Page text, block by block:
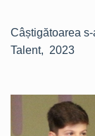
Câștigătoarea
Talent, 2023